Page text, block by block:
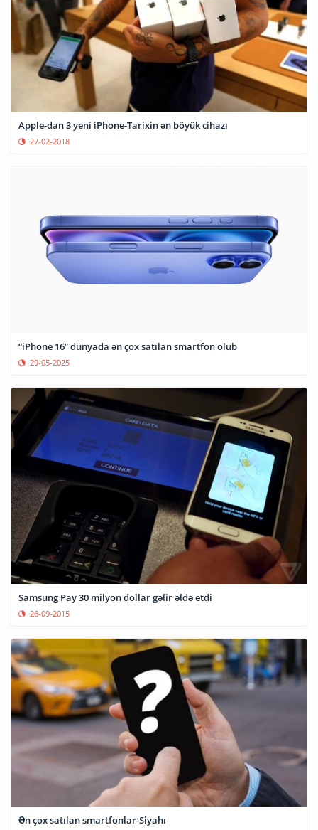
Apple-dan 3 yeni iPhone-Tarixin ən böyük cihazı
27-02-2018
“iPhone 16” dünyada ən çox satılan smartfon olub
29-05-2025
Samsung Pay 30 milyon dollar gəlir əldə etdi
26-09-2015
Ən çox satılan smartfonlar-Siyahı